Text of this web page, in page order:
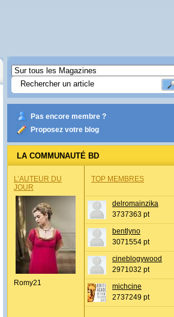
Pas encore membre ?
Proposez votre blog
LA COMMUNAUTÉ BD
L’AUTEUR DU
JOUR
Romy21
TOP MEMBRES
delromainzika
3737363 pt
bentlyno
3071554 pt
cineblogywood
2971032 pt
michcine
2737249 pt